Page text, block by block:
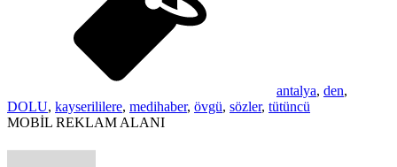
antalya, den,
DOLU, kayserililere, medihaber, övgü, sözler, tütüncü
MOBİL REKLAM ALANI